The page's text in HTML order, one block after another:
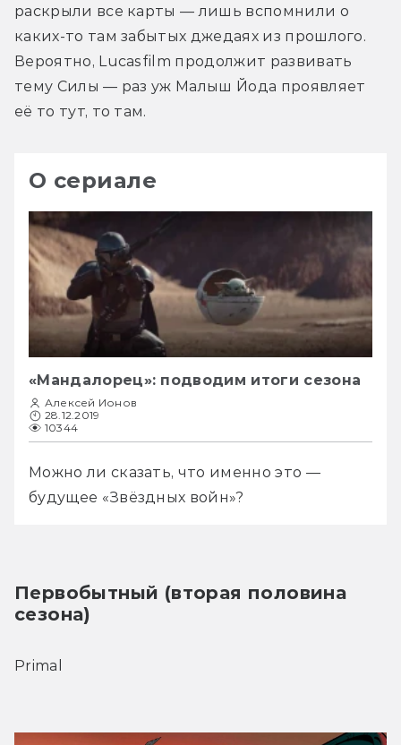
раскрыли все карты — лишь вспомнили о
каких-то там забытых джедаях из прошлого.
Вероятно, Lucasfilm продолжит развивать
тему Силы — раз уж Малыш Йода проявляет
её то тут, то там.
О сериале
«Мандалорец»: подводим итоги сезона
Алексей Ионов
28.12.2019
10344
Можно ли сказать, что именно это —
будущее «Звёздных войн»?
Первобытный (вторая половина
сезона)
Primal